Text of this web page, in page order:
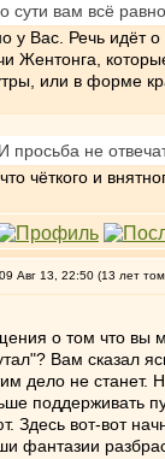
сути вам всё
у Вас. Речь идёт
Жентонга,
или в форме
просьба не
чёткого и
Авг 13, 22:50 (13 лет
о том что вы
Вам сказал
дело не станет.
поддерживать
Здесь вот-вот
фантазии